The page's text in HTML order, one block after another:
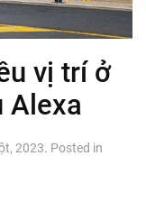
vị trí ở
Alexa
2023. Posted in